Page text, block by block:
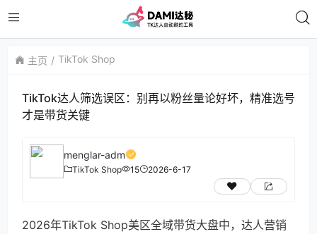
主页 TikTok Shop
TikTok达人筛选误区：别再以粉丝量论好坏，精准选号
才是带货关键
menglar-adm
TikTok Shop 15 2026-6-17
2026年TikTok Shop美区全域带货大盘中，达人营销